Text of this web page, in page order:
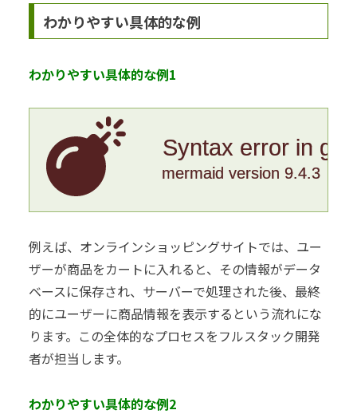
わかりやすい具体的な例
わかりやすい具体的な例1
Syntax error in
mermaid version 9.4.3
例えば、オンラインショッピングサイトでは、ユー
ザーが商品をカートに入れると、その情報がデータ
ベースに保存され、サーバーで処理された後、最終
的にユーザーに商品情報を表示するという流れにな
ります。この全体的なプロセスをフルスタック開発
者が担当します。
わかりやすい具体的な例2